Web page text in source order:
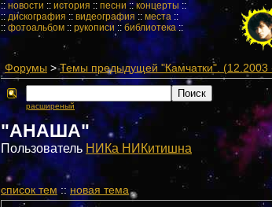
:: новости :: история :: песни::концерты ::
::дискография :: видеография :: места ::
:: фотоальбом :: рукописи :: библиотека::
Форумы >Темы предыдущей "Камчатки". (12.2003
расширеный
"АНАША"
Пользователь НИКа НИКитишна
cписок тем :: новая тема